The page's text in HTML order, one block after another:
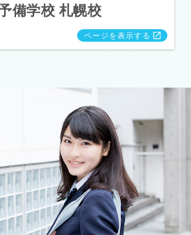
備学校 札幌校